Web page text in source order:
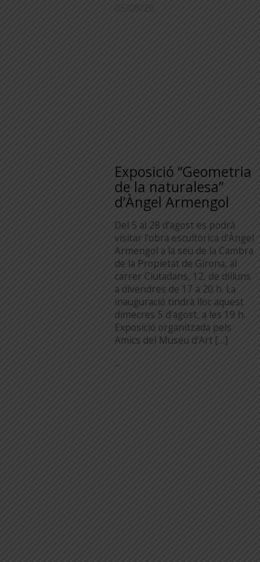
05/08/26
Exposició “Geometria
de la naturalesa”
d’Àngel Armengol
Del 5 al 28 d’agost es podrà
visitar l’obra escultòrica d’Àngel
Armengol a la seu de la Cambra
de la Propietat de Girona, al
carrer Ciutadans, 12, de dilluns
a divendres de 17 a 20 h. La
inauguració tindrà lloc aquest
dimecres 5 d’agost, a les 19 h.
Exposició organitzada pels
Amics del Museu d’Art […]
...